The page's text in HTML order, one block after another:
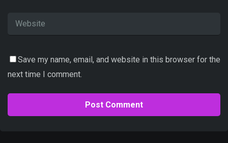
Save my name, email, and website in this browser for the
next time I comment.